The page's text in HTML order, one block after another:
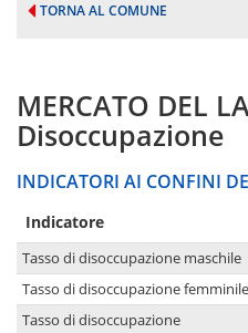
TORNA AL COMUNE
MERCATO DEL
Disoccupazione
INDICATORI AI CONFINI
Indicatore
Tasso di disoccupazione maschile
Tasso di disoccupazione femminile
Tasso di disoccupazione